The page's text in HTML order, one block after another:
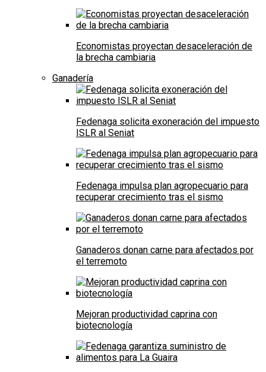
Economistas proyectan desaceleración de
la brecha cambiaria
Ganadería
Fedenaga solicita exoneración del impuesto
ISLR al Seniat
Fedenaga impulsa plan agropecuario para
recuperar crecimiento tras el sismo
Ganaderos donan carne para afectados por
el terremoto
Mejoran productividad caprina con
biotecnología